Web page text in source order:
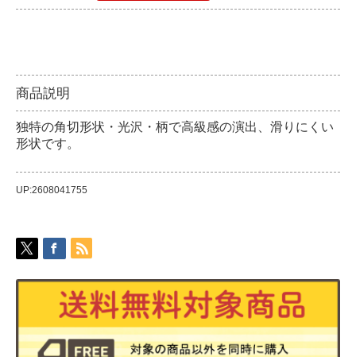
商品説明
独特の角切形状・光沢・柄で高級感の演出、滑りにくい
形状です。
UP:2608041755